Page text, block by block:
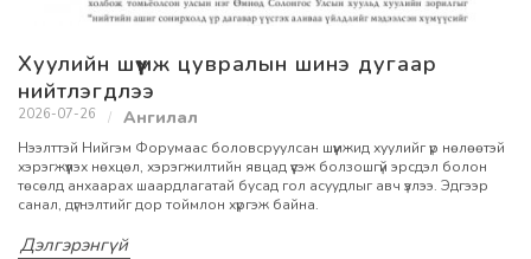
Хуулийн шүүмж цувралын шинэ дугаар
нийтлэгдлээ
2026-07-26
Нээлттэй Нийгэм Форумаас боловсруулсан шүүмжид хуулийг үр нөлөөтэй
хэрэгжүүлэх нөхцөл, хэрэгжилтийн явцад үүсэж болзошгүй эрсдэл болон
төсөлд анхаарах шаардлагатай бусад гол асуудлыг авч үзлээ. Эдгээр
санал, дүгнэлтийг дор тоймлон хүргэж байна.
Дэлгэрэнгүй